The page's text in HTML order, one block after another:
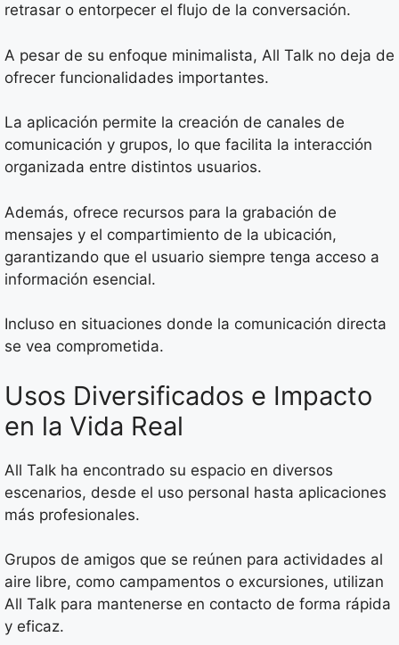
retrasar o entorpecer el flujo de la conversación.
A pesar de su enfoque minimalista, All Talk no deja de
ofrecer funcionalidades importantes.
La aplicación permite la creación de canales de
comunicación y grupos, lo que facilita la interacción
organizada entre distintos usuarios.
Además, ofrece recursos para la grabación de
mensajes y el compartimiento de la ubicación,
garantizando que el usuario siempre tenga acceso a
información esencial.
Incluso en situaciones donde la comunicación directa
se vea comprometida.
Usos Diversificados e Impacto
en la Vida Real
All Talk ha encontrado su espacio en diversos
escenarios, desde el uso personal hasta aplicaciones
más profesionales.
Grupos de amigos que se reúnen para actividades al
aire libre, como campamentos o excursiones, utilizan
All Talk para mantenerse en contacto de forma rápida
y eficaz.